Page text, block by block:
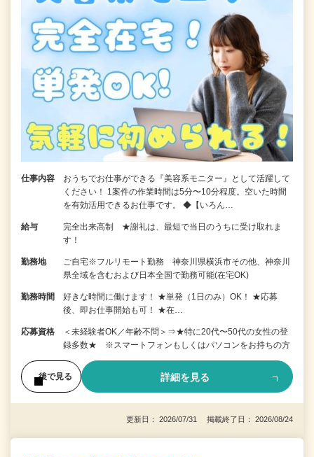
仕事内容
おうちでお仕事ができる『美容系モニター』として活躍して
ください！ 1案件の作業時間は5分〜10分程度。空いた時間
を有効活用できるお仕事です。 ◆【いろん…
給与
完全出来高制 ★謝礼は、最短で当日のうちに受け取れま
す！
勤務地
ご自宅※フルリモート勤務 神奈川県横浜市その他、神奈川
県全域を含むおよび日本全国で勤務可能(在宅OK)
勤務時間
好きな時間に働けます！ ★単発（1日のみ）OK！ ★応募
後、即お仕事開始も可！ ★在…
応募資格
＜未経験者OK／年齢不問＞⇒★特に20代〜50代の女性の登
録多数★ ※スマートフォンもしくはパソコンをお持ちの方
後で見る 詳細を見る
更新日： 2026/07/31 掲載終了日： 2026/08/24